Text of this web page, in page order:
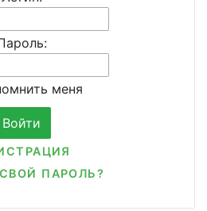
меня
ПАРОЛЬ?